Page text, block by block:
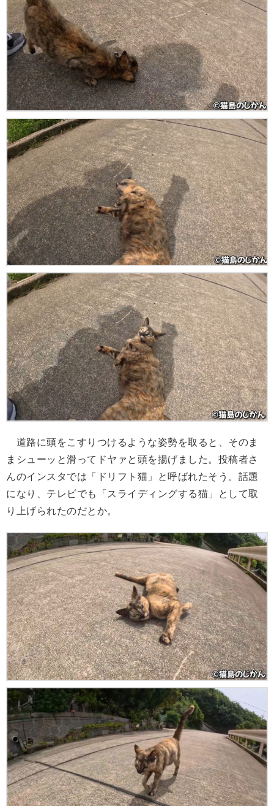
道路に頭をこすりつけるような姿勢を取ると、そのま
まシューッと滑ってドヤァと頭を揚げました。投稿者さ
んのインスタでは「ドリフト猫」と呼ばれたそう。話題
になり、テレビでも「スライディングする猫」として取
り上げられたのだとか。